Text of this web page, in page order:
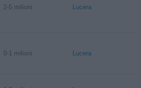
2-5 milioni Lucera
0-1 milioni Lucera